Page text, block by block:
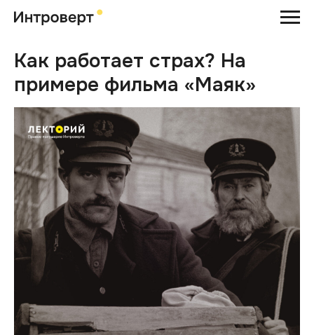
Как работает страх? На
примере фильма «Маяк»